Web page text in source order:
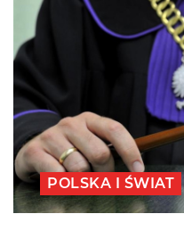
POLSKA I ŚWIAT